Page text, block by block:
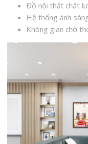
Đồ nội thất chất
Hệ thống ánh
Không gian chờ